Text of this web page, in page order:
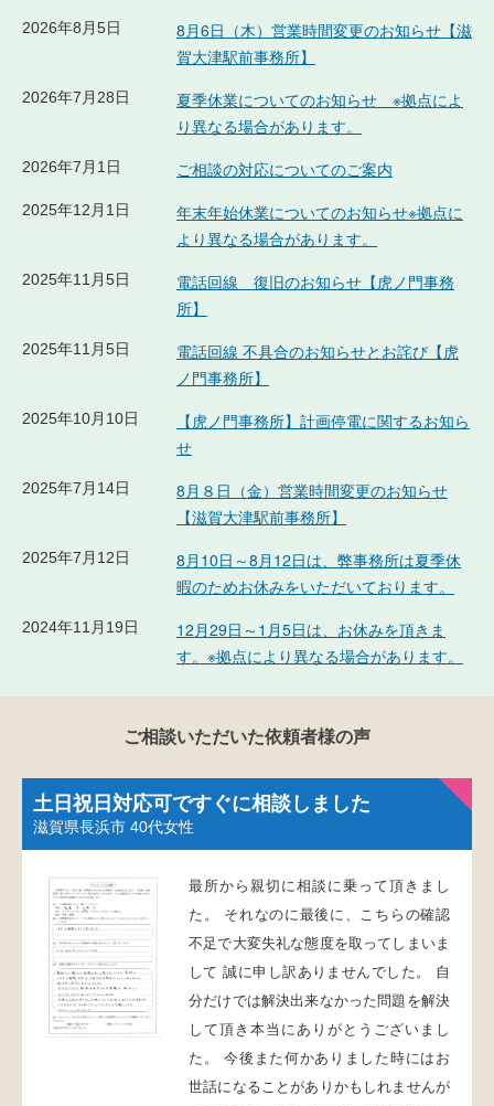
2026年8月5日
8月6日（木）営業時間変更のお知らせ【滋
賀大津駅前事務所】
2026年7月28日
夏季休業についてのお知らせ ※拠点によ
り異なる場合があります。
2026年7月1日 ご相談の対応についてのご案内
2025年12月1日
年末年始休業についてのお知らせ※拠点に
より異なる場合があります。
2025年11月5日
電話回線 復旧のお知らせ【虎ノ門事務
所】
2025年11月5日
電話回線 不具合のお知らせとお詫び【虎
ノ門事務所】
2025年10月10日
【虎ノ門事務所】計画停電に関するお知ら
せ
2025年7月14日
8月８日（金）営業時間変更のお知らせ
【滋賀大津駅前事務所】
2025年7月12日
8月10日～8月12日は、弊事務所は夏季休
暇のためお休みをいただいております。
2024年11月19日
12月29日～1月5日は、お休みを頂きま
す。※拠点により異なる場合があります。
ご相談いただいた依頼者様の声
土日祝日対応可ですぐに相談しました
滋賀県長浜市 40代女性
最所から親切に相談に乗って頂きまし
た。 それなのに最後に、こちらの確認
不足で大変失礼な態度を取ってしまいま
して 誠に申し訳ありませんでした。 自
分だけでは解決出来なかった問題を解決
して頂き本当にありがとうございまし
た。 今後また何かありました時にはお
世話になることがありかもしれませんが